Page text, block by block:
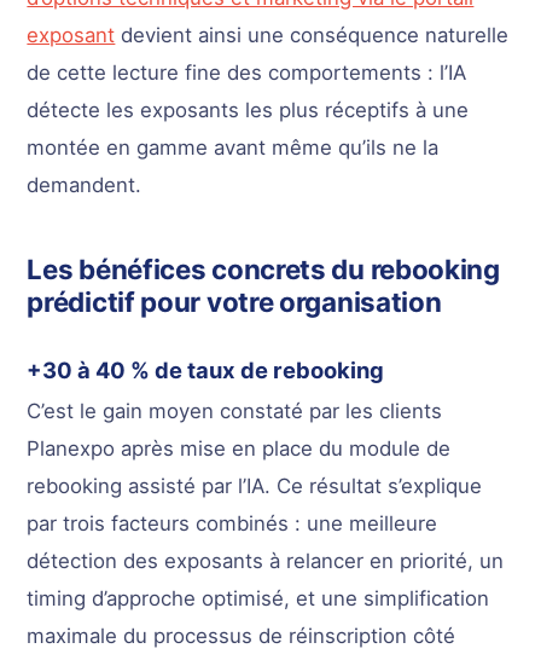
exposant devient ainsi une conséquence naturelle
de cette lecture fine des comportements : l’IA
détecte les exposants les plus réceptifs à une
montée en gamme avant même qu’ils ne la
demandent.
Les bénéfices concrets du rebooking
prédictif pour votre organisation
+30 à 40 % de taux de rebooking
C’est le gain moyen constaté par les clients
Planexpo après mise en place du module de
rebooking assisté par l’IA. Ce résultat s’explique
par trois facteurs combinés : une meilleure
détection des exposants à relancer en priorité, un
timing d’approche optimisé, et une simplification
maximale du processus de réinscription côté